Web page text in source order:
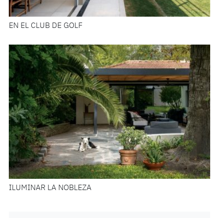
EN EL CLUB DE GOLF
ILUMINAR LA NOBLEZA